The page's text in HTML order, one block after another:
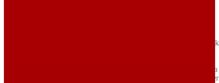
Tarafsız, dinamik ve derinlemesine habercilik anlayışıyla Yeni
bir yelpazede sunduğu haberlerle, hem Türkiye’de hem de dünyada
neler olup bittiğini anında öğrenin. Dijital platformlarıyla her an, her